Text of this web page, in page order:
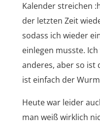
Kalender streichen
der letzten Zeit
sodass ich wieder
einlegen musste.
anderes, aber so ist
ist einfach der
Heute war leider
man weiß wirklich